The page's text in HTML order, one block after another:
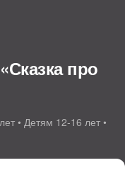
про
• Детям 12-16 лет •